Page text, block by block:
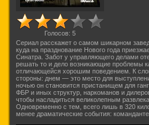
Голосов: 5
Сериал расскажет о самом шикарном
куда на празднование Нового года
Синатра. Забот у управляющего делами
решать то и дело возникающие проблемы
отличающейся хорошим поведением. К
стороны: днем — это место для
ночью он становится пристанищем для
ФБР и иных структур, наркоманов и
чтобы насладиться великолепным
Одновременно с тем, всего лишь в 320
менее драматические события: